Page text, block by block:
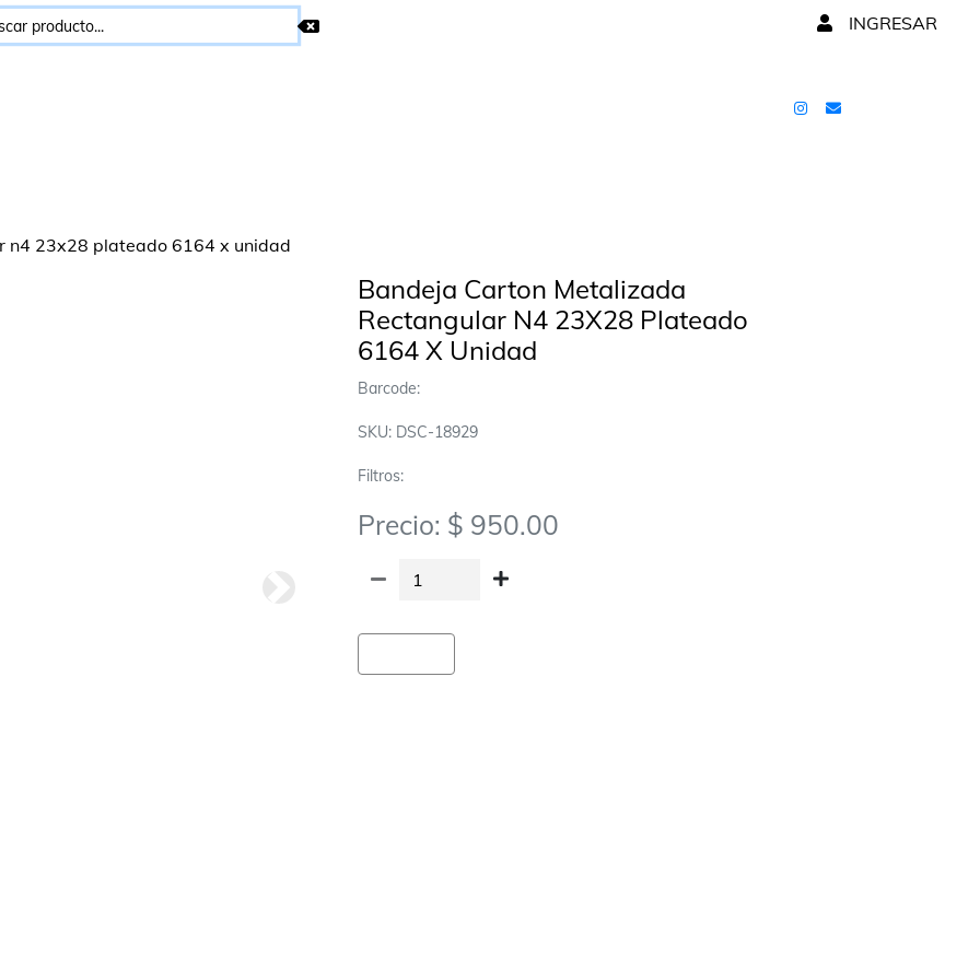
INGRESAR
Bandeja Carton Metalizada
Rectangular N4 23X28 Plateado
6164 X Unidad
Barcode:
SKU: DSC-18929
Filtros:
Precio: $ 950.00